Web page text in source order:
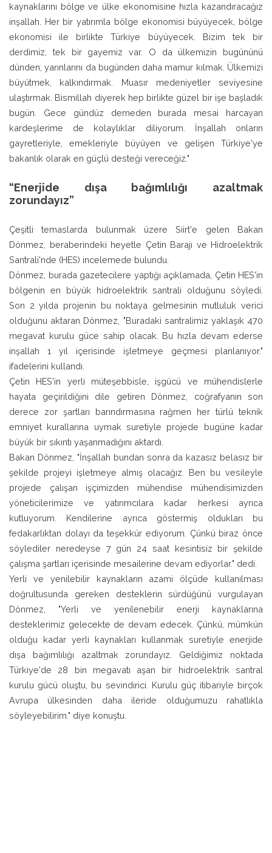
kaynaklarını bölge ve ülke ekonomisine hızla kazandıracağız
inşallah. Her bir yatırımla bölge ekonomisi büyüyecek, bölge
ekonomisi ile birlikte Türkiye büyüyecek. Bizim tek bir
derdimiz, tek bir gayemiz var. O da ülkemizin bugününü
dünden, yarınlarını da bugünden daha mamur kılmak. Ülkemizi
büyütmek, kalkındırmak. Muasır medeniyetler seviyesine
ulaştırmak. Bismillah diyerek hep birlikte güzel bir işe başladık
bugün. Gece gündüz demeden burada mesai harcayan
kardeşlerime de kolaylıklar diliyorum. İnşallah onların
gayretleriyle, emekleriyle büyüyen ve gelişen Türkiye'ye
bakanlık olarak en güçlü desteği vereceğiz."
“Enerjide dışa bağımlılığı azaltmak
zorundayız”
Çeşitli temaslarda bulunmak üzere Siirt'e gelen Bakan
Dönmez, beraberindeki heyetle Çetin Barajı ve Hidroelektrik
Santrali'nde (HES) incelemede bulundu.
Dönmez, burada gazetecilere yaptığı açıklamada, Çetin HES'in
bölgenin en büyük hidroelektrik santrali olduğunu söyledi.
Son 2 yılda projenin bu noktaya gelmesinin mutluluk verici
olduğunu aktaran Dönmez, "Buradaki santralimiz yaklaşık 470
megavat kurulu güce sahip olacak. Bu hızla devam ederse
inşallah 1 yıl içerisinde işletmeye geçmesi planlanıyor."
ifadelerini kullandı.
Çetin HES'in yerli müteşebbisle, işgücü ve mühendislerle
hayata geçirildiğini dile getiren Dönmez, coğrafyanın son
derece zor şartları barındırmasına rağmen her türlü teknik
emniyet kurallarına uymak suretiyle projede bugüne kadar
büyük bir sıkıntı yaşanmadığını aktardı.
Bakan Dönmez, "İnşallah bundan sonra da kazasız belasız bir
şekilde projeyi işletmeye almış olacağız. Ben bu vesileyle
projede çalışan işçimizden mühendise mühendisimizden
yöneticilerimize ve yatırımcılara kadar herkesi ayrıca
kutluyorum. Kendilerine ayrıca göstermiş oldukları bu
fedakarlıktan dolayı da teşekkür ediyorum. Çünkü biraz önce
söylediler neredeyse 7 gün 24 saat kesintisiz bir şekilde
çalışma şartları içerisinde mesailerine devam ediyorlar." dedi.
Yerli ve yenilebilir kaynakların azami ölçüde kullanılması
doğrultusunda gereken desteklerin sürdüğünü vurgulayan
Dönmez, "Yerli ve yenilenebilir enerji kaynaklarına
desteklerimiz gelecekte de devam edecek. Çünkü, mümkün
olduğu kadar yerli kaynakları kullanmak suretiyle enerjide
dışa bağımlılığı azaltmak zorundayız. Geldiğimiz noktada
Türkiye'de 28 bin megavatı aşan bir hidroelektrik santral
kurulu gücü oluştu, bu sevindirici. Kurulu güç itibariyle birçok
Avrupa ülkesinden daha ileride olduğumuzu rahatlıkla
söyleyebilirim." diye konuştu.